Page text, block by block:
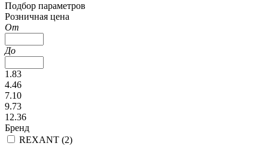
Подбор параметров
Розничная цена
От
До
1.83
4.46
7.10
9.73
12.36
Бренд
REXANT (2)